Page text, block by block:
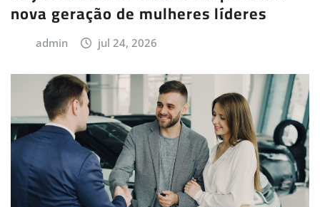
nova geração de mulheres líderes
admin jul 24, 2026